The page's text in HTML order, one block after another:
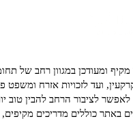
ומעודכן במגוון רחב של
ועד לזכויות אזרח ומשפט
לציבור הרחב להבין טוב
באתר כוללים מדריכים מקיפים,